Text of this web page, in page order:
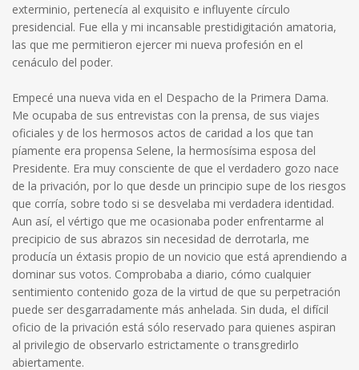
exterminio, pertenecía al exquisito e influyente círculo
presidencial. Fue ella y mi incansable prestidigitación amatoria,
las que me permitieron ejercer mi nueva profesión en el
cenáculo del poder.
Empecé una nueva vida en el Despacho de la Primera Dama.
Me ocupaba de sus entrevistas con la prensa, de sus viajes
oficiales y de los hermosos actos de caridad a los que tan
píamente era propensa Selene, la hermosísima esposa del
Presidente. Era muy consciente de que el verdadero gozo nace
de la privación, por lo que desde un principio supe de los riesgos
que corría, sobre todo si se desvelaba mi verdadera identidad.
Aun así, el vértigo que me ocasionaba poder enfrentarme al
precipicio de sus abrazos sin necesidad de derrotarla, me
producía un éxtasis propio de un novicio que está aprendiendo a
dominar sus votos. Comprobaba a diario, cómo cualquier
sentimiento contenido goza de la virtud de que su perpetración
puede ser desgarradamente más anhelada. Sin duda, el difícil
oficio de la privación está sólo reservado para quienes aspiran
al privilegio de observarlo estrictamente o transgredirlo
abiertamente.